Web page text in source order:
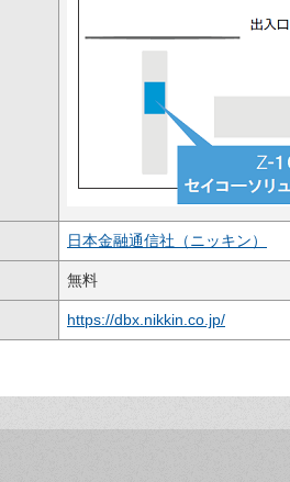
日本金融通信社（ニッキン）
無料
https://dbx.nikkin.co.jp/